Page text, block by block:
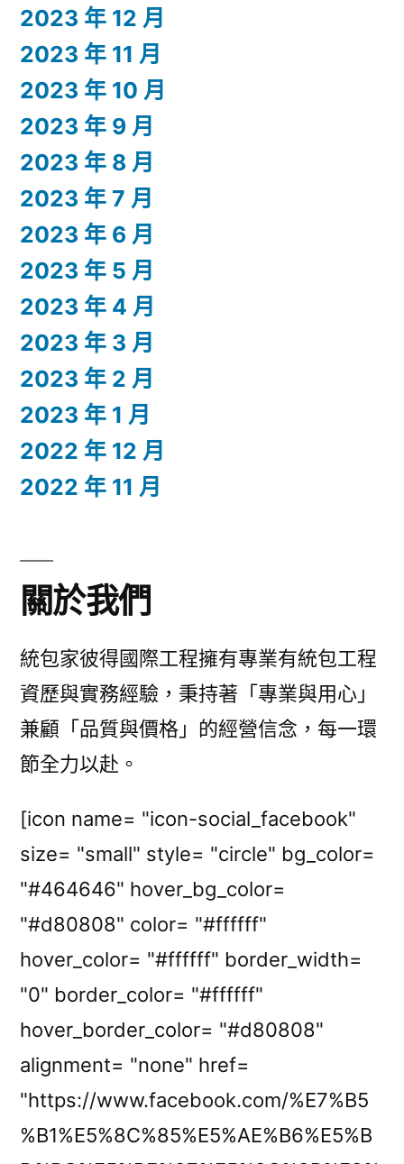
2023 年 12 月
2023 年 11 月
2023 年 10 月
2023 年 9 月
2023 年 8 月
2023 年 7 月
2023 年 6 月
2023 年 5 月
2023 年 4 月
2023 年 3 月
2023 年 2 月
2023 年 1 月
2022 年 12 月
2022 年 11 月
關於我們
統包家彼得國際工程擁有專業有統包工程
資歷與實務經驗，秉持著「專業與用心」
兼顧「品質與價格」的經營信念，每一環
節全力以赴。
[icon name= "icon-social_facebook"
size= "small" style= "circle" bg_color=
"#464646" hover_bg_color=
"#d80808" color= "#ffffff"
hover_color= "#ffffff" border_width=
"0" border_color= "#ffffff"
hover_border_color= "#d80808"
alignment= "none" href=
"https://www.facebook.com/%E7%B5
%B1%E5%8C%85%E5%AE%B6%E5%B